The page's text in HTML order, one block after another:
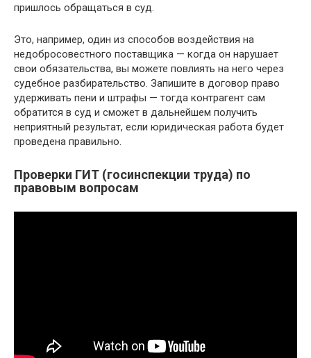
пришлось обращаться в суд.
Это, например, один из способов воздействия на
недобросовестного поставщика — когда он нарушает
свои обязательства, вы можете повлиять на него через
судебное разбирательство. Запишите в договор право
удерживать пени и штрафы — тогда контрагент сам
обратится в суд и сможет в дальнейшем получить
неприятный результат, если юридическая работа будет
проведена правильно.
Проверки ГИТ (госинспекции труда) по
правовым вопросам